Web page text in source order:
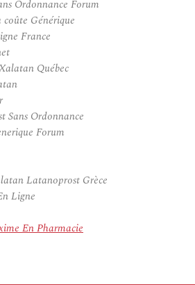
Ordonnance Forum
Générique
France
Québec
Sans Ordonnance
Forum
Latanoprost Grèce
Ligne
En Pharmacie